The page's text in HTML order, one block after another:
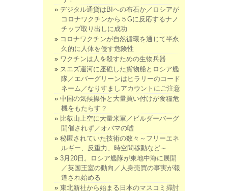
デジタル通貨はBIへの布石か／ロシアが
コロナワクチンから５Gに反応するナノ
チップ取り出しに成功
コロナワクチンが自然循環を通じて半永
久的に人体を侵す危険性
ワクチンは人を殺すための生物兵器
スエズ運河に座礁した貨物船とロシア艦
隊／エバーグリーンはヒラリーのコード
ネーム／なりすましアカウントにご注意
中国の気候操作と大量買い付けが食糧危
機をもたらす？
比叡山上空に大量米軍／ビルダーバーグ
開催されず／オバマの嘘
秘匿されていた技術の数々～フリーエネ
ルギー、反重力、時空間移動など～
3月20日。ロシア艦隊が東地中海に展開
／英国王室の動向／人身売買の事実が報
道され始める
東北新社から始まる日本のマスコミ掃討